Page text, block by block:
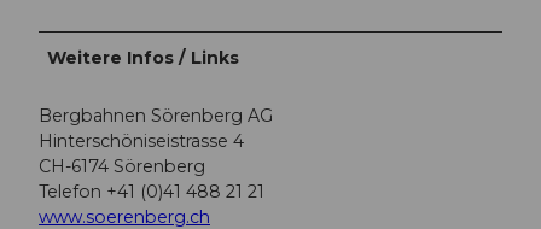
Weitere Infos / Links
Bergbahnen Sörenberg AG
Hinterschöniseistrasse 4
CH-6174 Sörenberg
Telefon +41 (0)41 488 21 21
www.soerenberg.ch